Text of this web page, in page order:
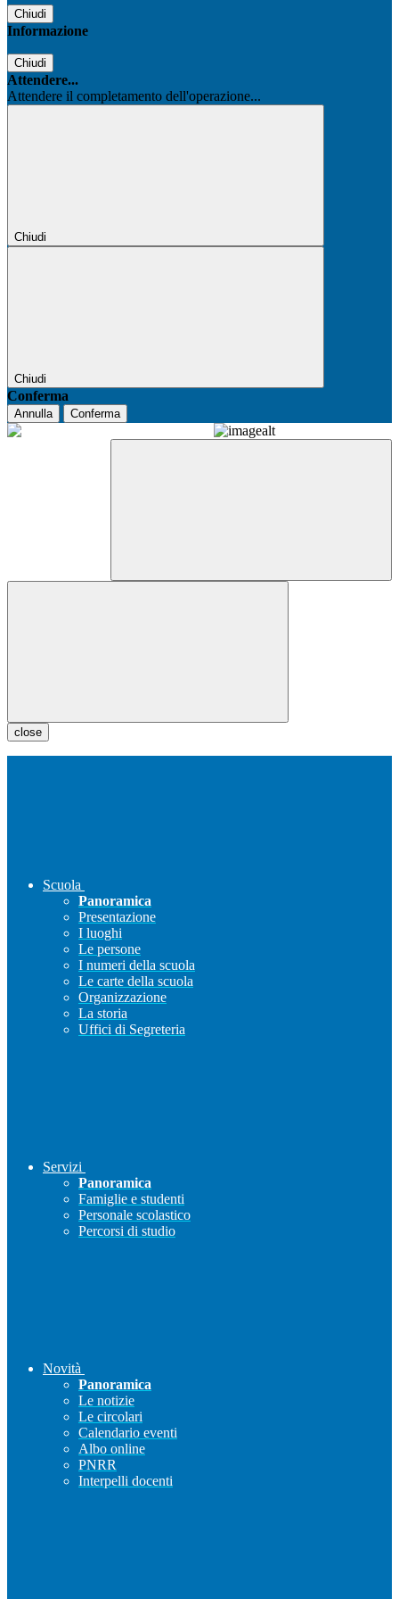
Chiudi
Informazione
Chiudi
Attendere...
Attendere il completamento dell'operazione...
Chiudi
Chiudi
Conferma
Annulla Conferma
close
Scuola
Panoramica
Presentazione
I luoghi
Le persone
I numeri della scuola
Le carte della scuola
Organizzazione
La storia
Uffici di Segreteria
Servizi
Panoramica
Famiglie e studenti
Personale scolastico
Percorsi di studio
Novità
Panoramica
Le notizie
Le circolari
Calendario eventi
Albo online
PNRR
Interpelli docenti